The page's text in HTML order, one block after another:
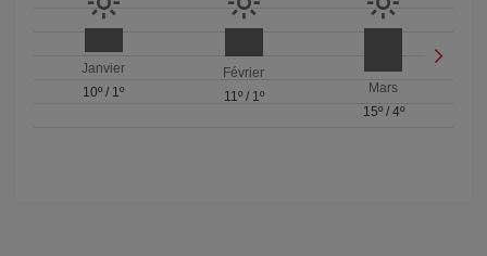
Janvier
10º / 1º
Février
11º/ 1º
Mars
15º/ 4º